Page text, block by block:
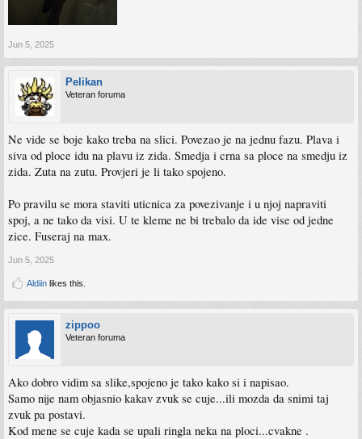
Jun 5, 2025
Pelikan
Veteran foruma
Ne vide se boje kako treba na slici. Povezao je na jednu fazu. Plava i
siva od ploce idu na plavu iz zida. Smedja i crna sa ploce na smedju iz
zida. Zuta na zutu. Provjeri je li tako spojeno.
Po pravilu se mora staviti uticnica za povezivanje i u njoj napraviti
spoj, a ne tako da visi. U te kleme ne bi trebalo da ide vise od jedne
zice. Fuseraj na max.
Jun 5, 2025
Aldiin likes this.
zippoo
Veteran foruma
Ako dobro vidim sa slike,spojeno je tako kako si i napisao.
Samo nije nam objasnio kakav zvuk se cuje...ili mozda da snimi taj
zvuk pa postavi.
Kod mene se cuje kada se upali ringla neka na ploci...cvakne .